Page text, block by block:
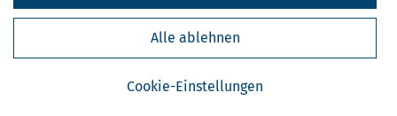
Cookie-Einstellungen
Alle ablehnen
Unterhaltshöchstbetrag
Auslandskinder